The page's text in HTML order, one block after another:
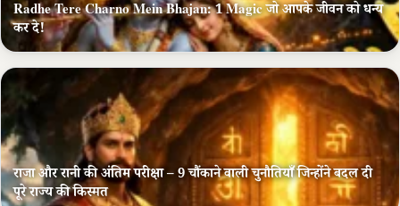
Radhe Tere Charno Mein Bhajan: 1 Magic जो आपके जीवन को धन्य
कर दे!
राजा और रानी की अंतिम परीक्षा – 9 चौंकाने वाली चुनौतियाँ जिन्होंने बदल दी
पूरे राज्य की किस्मत